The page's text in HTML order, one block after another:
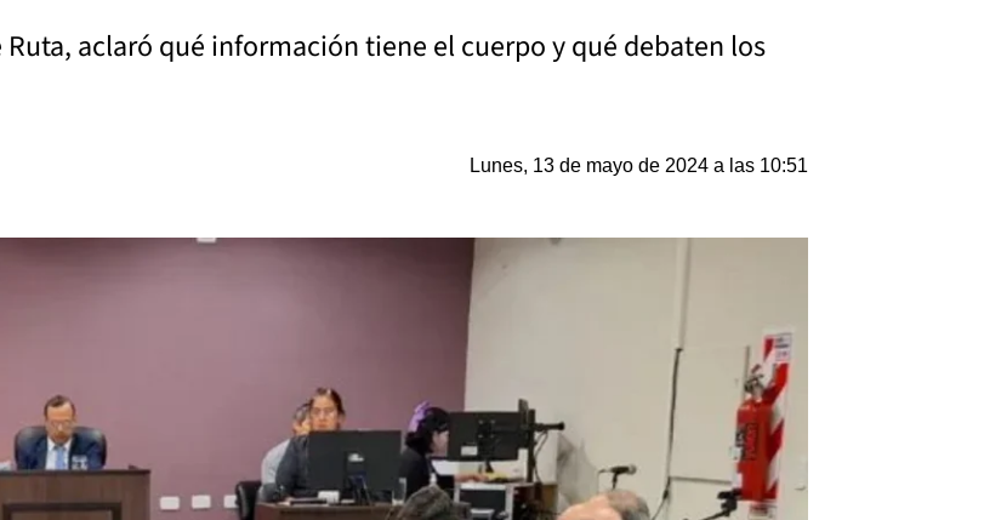
aclaró qué información tiene el cuerpo y qué debaten los
Lunes, 13 de mayo de 2024 a las 10:51